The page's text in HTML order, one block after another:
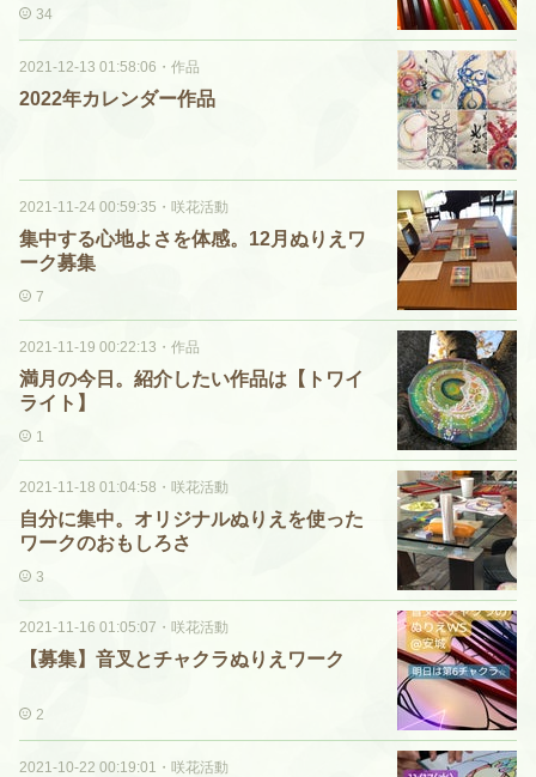
34
2021-12-13 01:58:06 ・ 作品
2022年カレンダー作品
2021-11-24 00:59:35 ・ 咲花活動
集中する心地よさを体感。12月ぬりえワ
ーク募集
7
2021-11-19 00:22:13 ・ 作品
満月の今日。紹介したい作品は【トワイ
ライト】
1
2021-11-18 01:04:58 ・ 咲花活動
自分に集中。オリジナルぬりえを使った
ワークのおもしろさ
3
2021-11-16 01:05:07 ・ 咲花活動
【募集】音叉とチャクラぬりえワーク
2
2021-10-22 00:19:01 ・ 咲花活動